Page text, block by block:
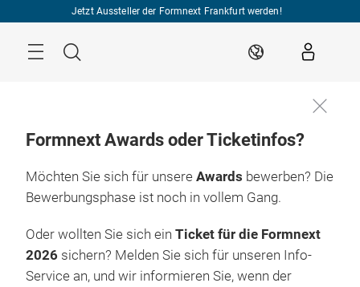
Jetzt Aussteller der Formnext Frankfurt werden!
Suche DE
Formnext Awards oder Ticketinfos?
Möchten Sie sich für unsere Awards bewerben? Die
Bewerbungsphase ist noch in vollem Gang.
Oder wollten Sie sich ein Ticket für die Formnext
2026 sichern? Melden Sie sich für unseren Info-
Service an, und wir informieren Sie, wenn der